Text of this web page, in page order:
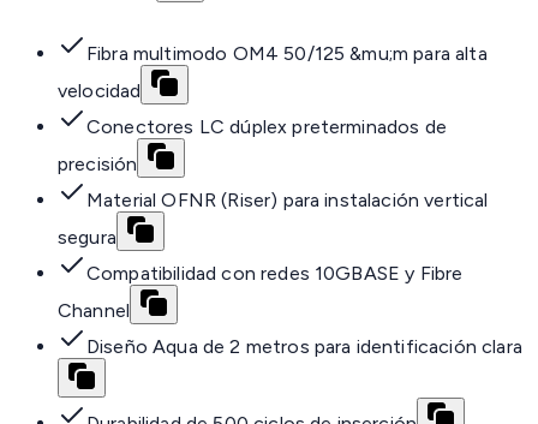
Fibra multimodo OM4 50/125 &mu;m para alta
velocidad
Conectores LC dúplex preterminados de
precisión
Material OFNR (Riser) para instalación vertical
segura
Compatibilidad con redes 10GBASE y Fibre
Channel
Diseño Aqua de 2 metros para identificación clara